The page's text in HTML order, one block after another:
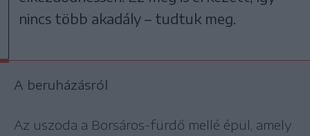
nincs több akadály – tudtuk meg.
A beruházásról
Az uszoda a Borsáros-fürdő mellé épül, amely